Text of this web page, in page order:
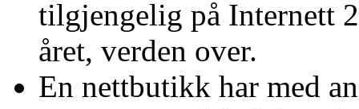
tilgjengelig på Internett
året, verden over.
En nettbutikk har med